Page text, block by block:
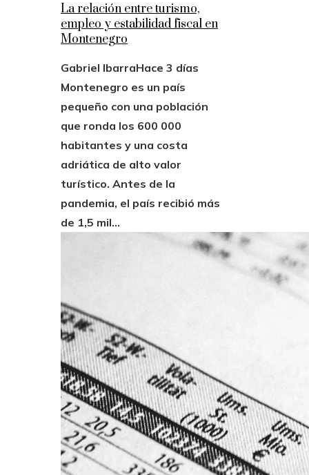
La relación entre turismo,
empleo y estabilidad fiscal en
Montenegro
Gabriel IbarraHace 3 días
Montenegro es un país
pequeño con una población
que ronda los 600 000
habitantes y una costa
adriática de alto valor
turístico. Antes de la
pandemia, el país recibió más
de 1,5 mil...